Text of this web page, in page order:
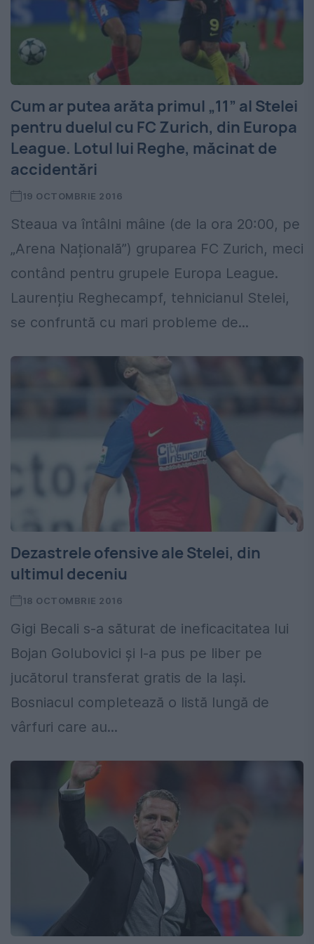
Cum ar putea arăta primul „11” al Stelei
pentru duelul cu FC Zurich, din Europa
League. Lotul lui Reghe, măcinat de
accidentări
19 OCTOMBRIE 2016
Steaua va întâlni mâine (de la ora 20:00, pe
„Arena Națională”) gruparea FC Zurich, meci
contând pentru grupele Europa League.
Laurențiu Reghecampf, tehnicianul Stelei,
se confruntă cu mari probleme de...
Dezastrele ofensive ale Stelei, din
ultimul deceniu
18 OCTOMBRIE 2016
Gigi Becali s-a săturat de ineficacitatea lui
Bojan Golubovici și l-a pus pe liber pe
jucătorul transferat gratis de la Iași.
Bosniacul completează o listă lungă de
vârfuri care au...